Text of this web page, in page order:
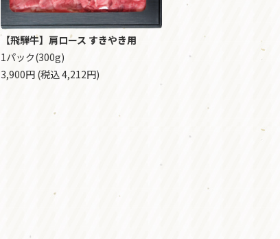
【飛騨牛】肩ロース すきやき用
1パック(300g)
3,900円 (税込 4,212円)